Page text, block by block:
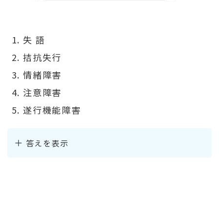
失 語
拮抗失行
情緒障害
注意障害
遂行機能障害
答えを表示